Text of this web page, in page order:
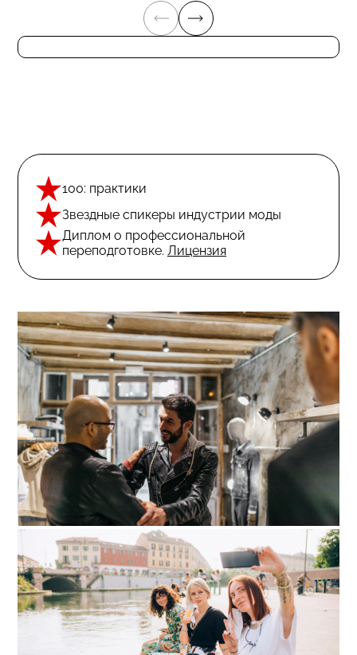
100: практики
Звездные спикеры индустрии моды
Диплом о профессиональной
переподготовке. Лицензия